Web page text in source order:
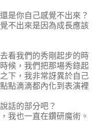
是你自己感覺不出來？
不出來是因為成長應該
看我們的秀剛起步的時
候，我們把那場秀錄起
下，我非常訝異於自己
點滴滴都內化到表演裡
話的部分吧？
我也一直在鑽研魔術。